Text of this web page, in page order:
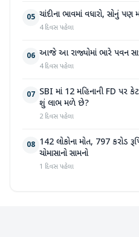
05 ચાંદીના ભાવમાં વધારો, સોનું પણ
4 દિવસ પહેલા
06 આજે આ રાજ્યોમાં ભારે પવન
4 દિવસ પહેલા
07 SBI માં 12 મહિનાની FD પર
શું લાભ મળે છે?
2 દિવસ પહેલા
08 142 લોકોના મોત, 797 કરોડ
ચોમાસાનો સામનો
1 દિવસ પહેલા